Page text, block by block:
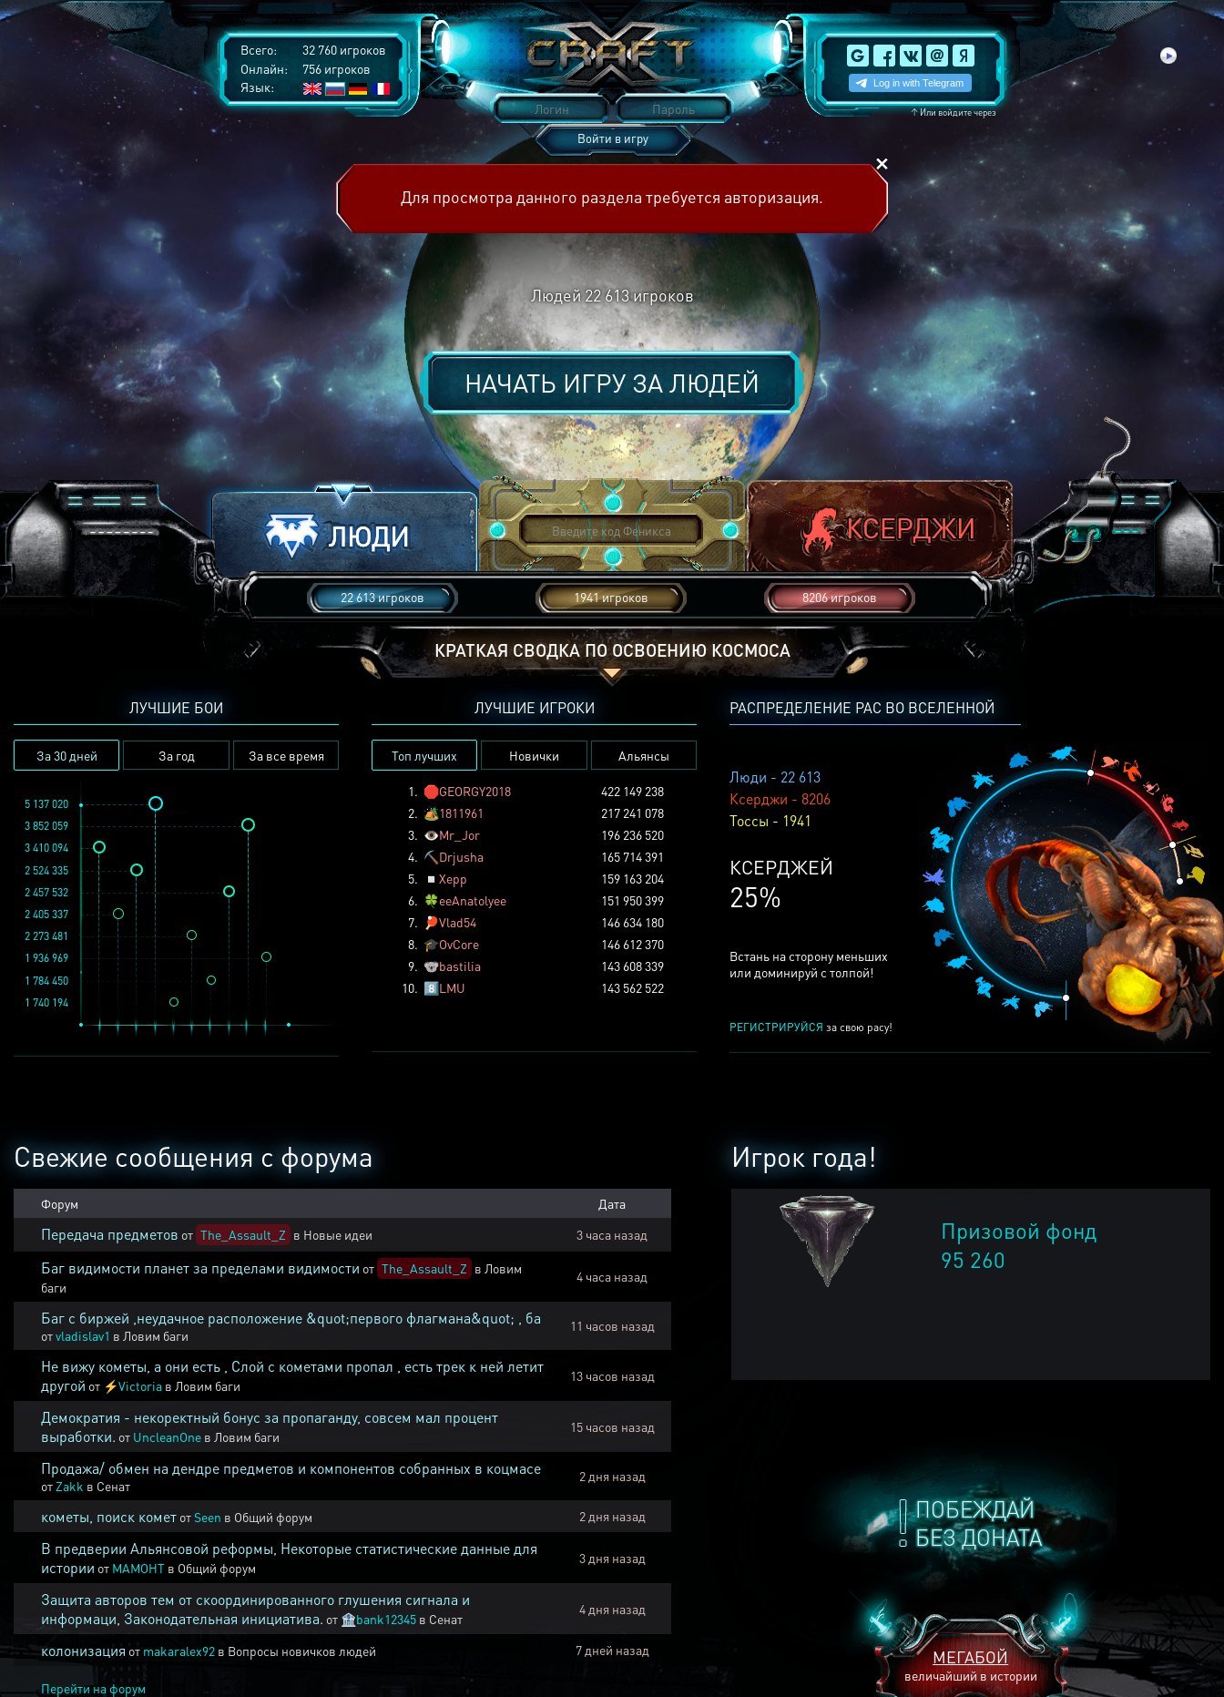
Всего:
32 760 игроков
Онлайн:
756 игроков
Язык:
↑Или войдите через
Войти в игру
Для просмотра данного раздела требуется авторизация.
Людей 22 613игроков
НАЧАТЬ ИГРУ ЗАЛЮДЕЙ
22 613 игроков 1941 игроков 8206 игроков
КРАТКАЯ СВОДКА ПО ОСВОЕНИЮ КОСМОСА
РАСПРЕДЕЛЕНИЕ РАС ВО ВСЕЛЕННОЙ
Люди - 22 613
Ксерджи - 8206
Тоссы - 1941
ТОССОВ
5%
Встань на сторону меньших
или доминируй с толпой!
РЕГИСТРИРУЙСЯ за свою расу!
ЛУЧШИЕ БОИ
За 30 дней За год За все время
1 936 969
3 852 059
2 457 532
1 784 450
2 273 481
1 740 194
5 137 020
2 524 335
2 405 337
3 410 094
ЛУЧШИЕ ИГРОКИ
Топ лучших Новички Альянсы
1. 🛑GEORGY2018
422 149 238
2. 🏕️1811961
217 241 078
3. 👁️Mr_Jor
196 236 520
4. ⛏️ Drjusha
165 714 391
5.
◽ Xepp
159 163 204
6. 🍀eeAnatolyee
151 950 399
7.
🏓Vlad54
146 634 180
8. 🎓OvCore
146 612 370
9. 🐨bastilia
143 608 339
10. 8️⃣LMU 143 562 522
ПОБЕЖДАЙ
БЕЗ ДОНАТА
МЕГАБОЙ
величайший в истории
Игрок года!
Призовой фонд
95 260
Свежие сообщения с форума
Форум Дата
Передача предметов от The_Assault_Z в Новые идеи 3 часа назад
Баг видимости планет за пределами видимости от The_Assault_Z в Ловим
баги
4 часа назад
Баг с биржей ,неудачное расположение &quot;первого флагмана&quot; , ба
отvladislav1 в Ловим баги
11 часов назад
Не вижу кометы, а они есть , Слой с кометами пропал , есть трек к ней летит
другой от ⚡Victoria в Ловим баги
13 часов назад
Демократия - некоректный бонус за пропаганду, совсем мал процент
выработки. от UncleanOne в Ловим баги
15 часов назад
Продажа/ обмен на дендре предметов и компонентов собранных в коцмасе
от Zakk в Сенат
2 дня назад
кометы, поиск комет отSeen в Общий форум 2 дня назад
В предверии Альянсовой реформы, Некоторые статистические данные для
истории от MAMOHT в Общий форум
3 дня назад
Защита авторов тем от скоординированного глушения сигнала и
информаци, Законодательная инициатива. от 🏦bank12345 в Сенат
4 дня назад
колонизация от makaralex92 в Вопросы новичков людей 7 дней назад
Перейти на форум